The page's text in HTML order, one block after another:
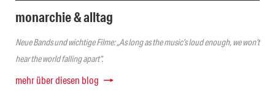
monarchie & alltag
Neue Bands und wichtige Filme: „As long as the music’s loud enough, we won’t
hear the world falling apart“.
mehr über diesen blog